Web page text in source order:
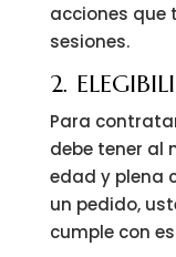
acciones que
sesiones.
2.
Para
debe tener al
edad y plena
un pedido,
cumple con